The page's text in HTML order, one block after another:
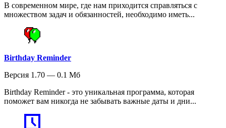
В современном мире, где нам приходится справляться с
множеством задач и обязанностей, необходимо иметь...
Birthday Reminder
Версия 1.70 — 0.1 Мб
Birthday Reminder - это уникальная программа, которая
поможет вам никогда не забывать важные даты и дни...